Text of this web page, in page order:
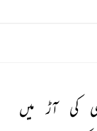
کی آڑ میں